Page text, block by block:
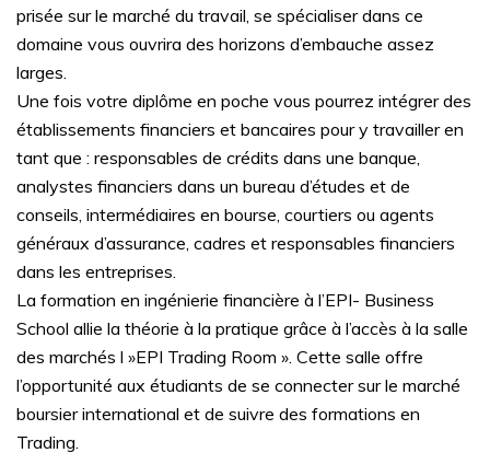
prisée sur le marché du travail, se spécialiser dans ce
domaine vous ouvrira des horizons d’embauche assez
larges.
Une fois votre diplôme en poche vous pourrez intégrer des
établissements financiers et bancaires pour y travailler en
tant que : responsables de crédits dans une banque,
analystes financiers dans un bureau d’études et de
conseils, intermédiaires en bourse, courtiers ou agents
généraux d’assurance, cadres et responsables financiers
dans les entreprises.
La formation en ingénierie financière à l’EPI- Business
School allie la théorie à la pratique grâce à l’accès à la salle
des marchés l »EPI Trading Room ». Cette salle offre
l’opportunité aux étudiants de se connecter sur le marché
boursier international et de suivre des formations en
Trading.